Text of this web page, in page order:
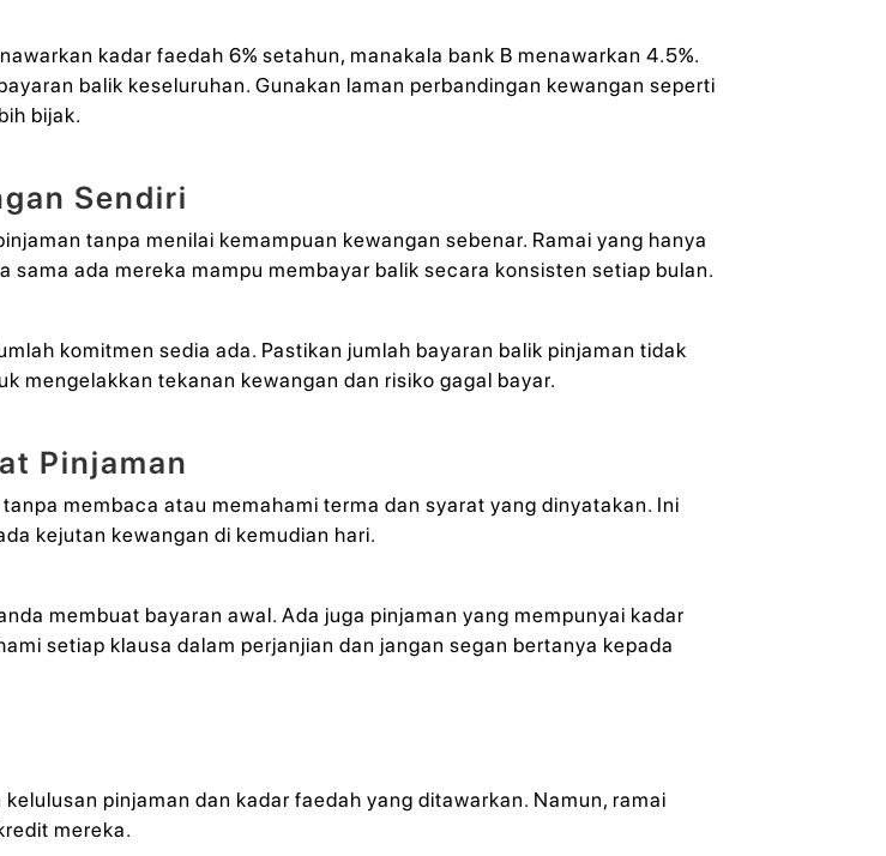
kadar faedah 6% setahun, manakala bank B menawarkan 4.5%.
balik keseluruhan. Gunakan laman perbandingan kewangan seperti
bijak.
Sendiri
tanpa menilai kemampuan kewangan sebenar. Ramai yang hanya
ada mereka mampu membayar balik secara konsisten setiap bulan.
komitmen sedia ada. Pastikan jumlah bayaran balik pinjaman tidak
mengelakkan tekanan kewangan dan risiko gagal bayar.
Pinjaman
membaca atau memahami terma dan syarat yang dinyatakan. Ini
kejutan kewangan di kemudian hari.
membuat bayaran awal. Ada juga pinjaman yang mempunyai kadar
setiap klausa dalam perjanjian dan jangan segan bertanya kepada
pinjaman dan kadar faedah yang ditawarkan. Namun, ramai
mereka.